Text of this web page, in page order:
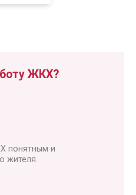
ЖКХ?
понятным и
жителя.